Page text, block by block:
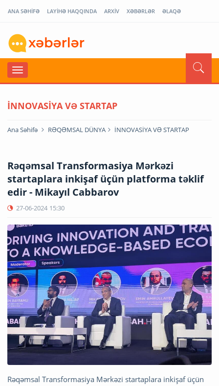
ANA SƏHİFƏ LAYİHƏ HAQQINDA ARXİV XƏBƏRLƏR ƏLAQƏ
İNNOVASİYA VƏ STARTAP
Ana Səhifə RƏQƏMSAL DÜNYA İNNOVASİYA VƏ STARTAP
Rəqəmsal Transformasiya Mərkəzi
startaplara inkişaf üçün platforma təklif
edir - Mikayıl Cabbarov
27-06-2024 15:30
Rəqəmsal Transformasiya Mərkəzi startaplara inkişaf üçün